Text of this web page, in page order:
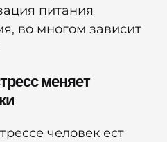
питания
во многом зависит
меняет
человек ест